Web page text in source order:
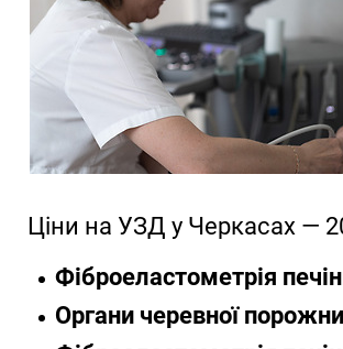
Ціни на УЗД у Черкасах —
Фіброеластометрія
Органи черевної